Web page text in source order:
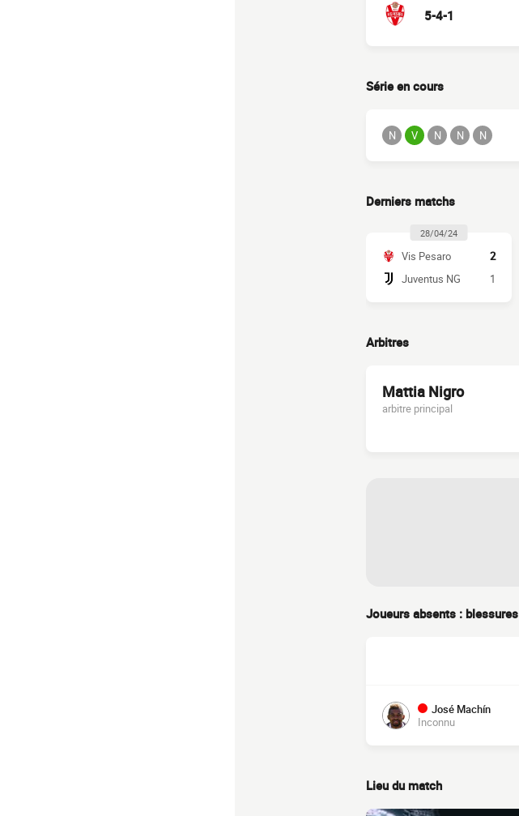
5-4-1
Série en cours
N V N N N
Derniers matchs
28/04/24
Vis Pesaro
2
Juventus NG
1
Arbitres
Mattia Nigro
arbitre principal
Joueurs absents : blessures
José Machín
Inconnu
Lieu du match